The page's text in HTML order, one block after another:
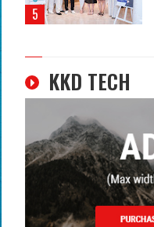
KKD TECH